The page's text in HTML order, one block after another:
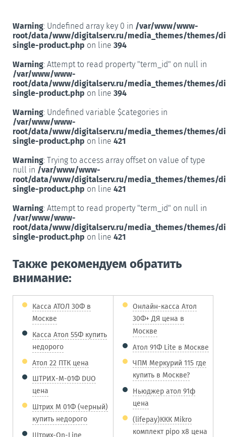
Warning: Undefined array key 0 in /var/www/www-
root/data/www/digitalserv.ru/media_themes/themes/
single-product.php on line 394
Warning: Attempt to read property "term_id" on null in
/var/www/www-
root/data/www/digitalserv.ru/media_themes/themes/
single-product.php on line 394
Warning: Undefined variable $categories in
/var/www/www-
root/data/www/digitalserv.ru/media_themes/themes/
single-product.php on line 421
Warning: Trying to access array offset on value of type
null in /var/www/www-
root/data/www/digitalserv.ru/media_themes/themes/
single-product.php on line 421
Warning: Attempt to read property "term_id" on null in
/var/www/www-
root/data/www/digitalserv.ru/media_themes/themes/
single-product.php on line 421
Также рекомендуем обратить
внимание:
Касса АТОЛ 30Ф в
Москве
Касса Атол 55Ф купить
недорого
Атол 22 ПТК цена
ШТРИХ-М-01Ф DUO
цена
Штрих М 01Ф (черный)
купить недорого
Штрих-On-Line
Онлайн-касса Атол
30Ф+ ДЯ цена в
Москве
Атол 91Ф Lite в Москве
ЧПМ Меркурий 115 где
купить в Москве?
Ньюджер атол 91ф
цена
(lifepay)ККК Mikro
комплект pipo x8 цена